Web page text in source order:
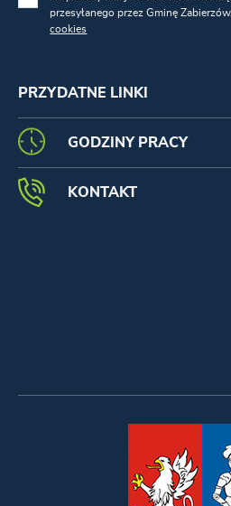
PRZYDATNE LINKI
przesyłanego przez Gminę Zabierzów.
cookies
GODZINY PRACY
KONTAKT